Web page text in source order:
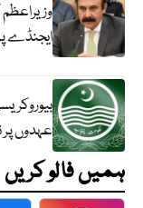
ایجنڈے
عہدوں پر
ہمیں فالو کریں